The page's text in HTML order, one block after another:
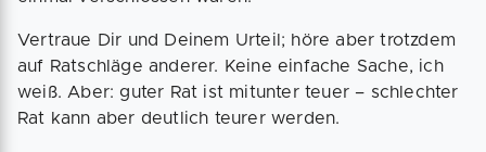
Vertraue Dir und Deinem Urteil; höre aber trotzdem
auf Ratschläge anderer. Keine einfache Sache, ich
weiß. Aber: guter Rat ist mitunter teuer – schlechter
Rat kann aber deutlich teurer werden.